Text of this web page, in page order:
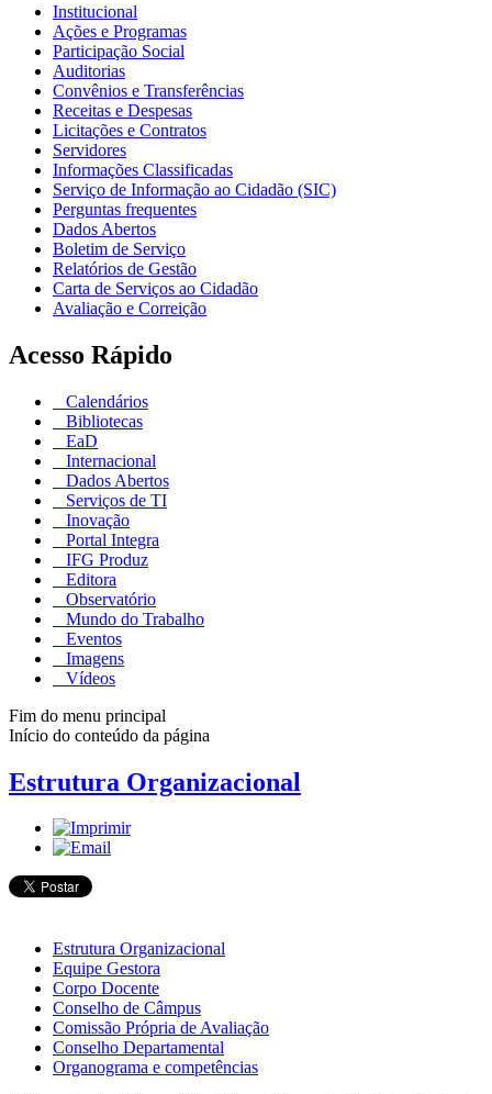
Institucional
Ações e Programas
Participação Social
Auditorias
Convênios e Transferências
Receitas e Despesas
Licitações e Contratos
Servidores
Informações Classificadas
Serviço de Informação ao Cidadão (SIC)
Perguntas frequentes
Dados Abertos
Boletim de Serviço
Relatórios de Gestão
Carta de Serviços ao Cidadão
Avaliação e Correição
Acesso Rápido
Calendários
Bibliotecas
EaD
Internacional
Dados Abertos
Serviços de TI
Inovação
Portal Integra
IFG Produz
Editora
Observatório
Mundo do Trabalho
Eventos
Imagens
Vídeos
Fim do menu principal
Início do conteúdo da página
Estrutura Organizacional
Estrutura Organizacional
Equipe Gestora
Corpo Docente
Conselho de Câmpus
Comissão Própria de Avaliação
Conselho Departamental
Organograma e competências